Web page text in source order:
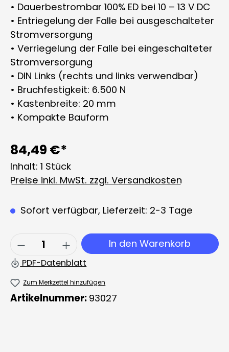
• Dauerbestrombar 100% ED bei 10 – 13 V DC
• Entriegelung der Falle bei ausgeschalteter
Stromversorgung
• Verriegelung der Falle bei eingeschalteter
Stromversorgung
• DIN Links (rechts und links verwendbar)
• Bruchfestigkeit: 6.500 N
• Kastenbreite: 20 mm
• Kompakte Bauform
84,49 €*
Inhalt: 1 Stück
Preise inkl. MwSt. zzgl. Versandkosten
Sofort verfügbar, Lieferzeit: 2-3 Tage
Produkt Anzahl: Gib den
In den Warenkorb
PDF-Datenblatt
Zum Merkzettel hinzufügen
Artikelnummer: 93027